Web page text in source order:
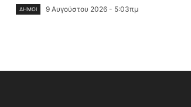
ΔΉΜΟΙ 9 Αυγούστου 2026 - 5:03πμ